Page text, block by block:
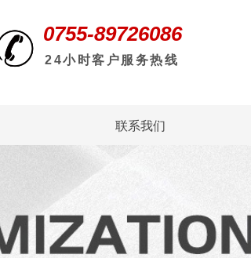
0755-89726086
24小时客户服务热线
联系我们